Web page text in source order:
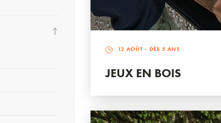
12 AOÛT - DÈS 5 ANS
JEUX EN BOIS